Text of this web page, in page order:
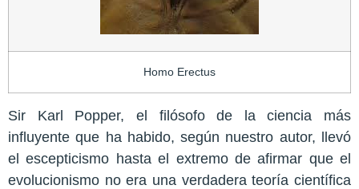
Homo Erectus
Sir Karl Popper, el filósofo de la ciencia más
influyente que ha habido, según nuestro autor, llevó
el escepticismo hasta el extremo de afirmar que el
evolucionismo no era una verdadera teoría científica